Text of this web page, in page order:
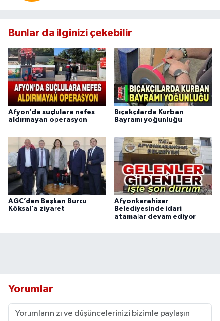
Bunlar da ilginizi çekebilir
Afyon’da suçlulara nefes
aldırmayan operasyon
Bıçakçılarda Kurban
Bayramı yoğunluğu
AGC’den Başkan Burcu
Köksal’a ziyaret
Afyonkarahisar
Belediyesinde idari
atamalar devam ediyor
Yorumlar